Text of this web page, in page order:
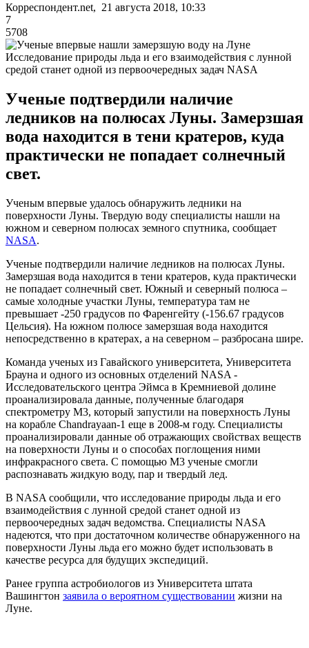
Корреспондент.net, 21 августа 2018, 10:33
7
5708
Исследование природы льда и его взаимодействия с лунной
средой станет одной из первоочередных задач NASA
Ученые подтвердили наличие
ледников на полюсах Луны. Замерзшая
вода находится в тени кратеров, куда
практически не попадает солнечный
свет.
Ученым впервые удалось обнаружить ледники на
поверхности Луны. Твердую воду специалисты нашли на
южном и северном полюсах земного спутника, сообщает
NASA.
Ученые подтвердили наличие ледников на полюсах Луны.
Замерзшая вода находится в тени кратеров, куда практически
не попадает солнечный свет. Южный и северный полюса –
самые холодные участки Луны, температура там не
превышает -250 градусов по Фаренгейту (-156.67 градусов
Цельсия). На южном полюсе замерзшая вода находится
непосредственно в кратерах, а на северном – разбросана шире.
Команда ученых из Гавайского университета, Университета
Брауна и одного из основных отделений NASA -
Исследовательского центра Эймса в Кремниевой долине
проанализировала данные, полученные благодаря
спектрометру М3, который запустили на поверхность Луны
на корабле Chandrayaan-1 еще в 2008-м году. Специалисты
проанализировали данные об отражающих свойствах веществ
на поверхности Луны и о способах поглощения ними
инфракрасного света. С помощью М3 ученые смогли
распознавать жидкую воду, пар и твердый лед.
В NASA сообщили, что исследование природы льда и его
взаимодействия с лунной средой станет одной из
первоочередных задач ведомства. Специалисты NASA
надеются, что при достаточном количестве обнаруженного на
поверхности Луны льда его можно будет использовать в
качестве ресурса для будущих экспедиций.
Ранее группа астробиологов из Университета штата
Вашингтон заявила о вероятном существовании жизни на
Луне.